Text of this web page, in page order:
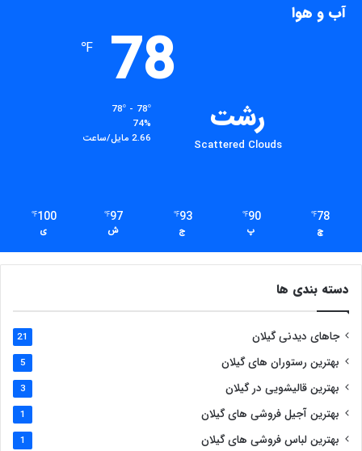
آب و هوا
رشت
Scattered Clouds
78
℉
78º - 78º
74%
2.66 مایل/ساعت
78
℉
چ
90
℉
پ
93
℉
ج
97
℉
ش
100
℉
ی
دسته بندی ها
جاهای دیدنی گیلان 21
بهترین رستوران های گیلان 5
بهترین قالیشویی در گیلان 3
بهترین آجیل فروشی های گیلان 1
بهترین لباس فروشی های گیلان 1